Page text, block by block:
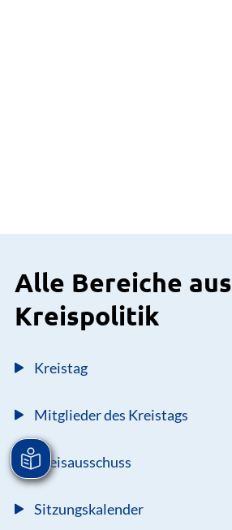
Alle Bereiche aus
Kreispolitik
Kreistag
Mitglieder des Kreistags
Kreisausschuss
Sitzungskalender